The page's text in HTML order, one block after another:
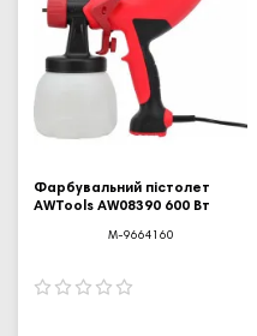
Фарбувальний пістолет
AWTools AW08390 600 Вт
M-9664160